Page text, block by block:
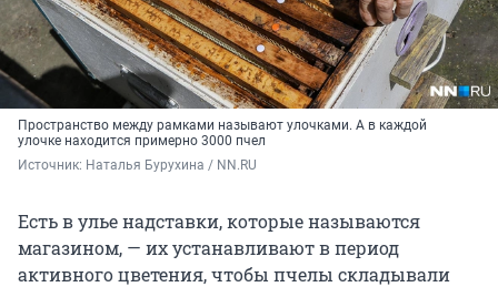
Пространство между рамками называют улочками. А в каждой
улочке находится примерно 3000 пчел
Источник: Наталья Бурухина / NN.RU
Есть в улье надставки, которые называются
магазином, — их устанавливают в период
активного цветения, чтобы пчелы складывали